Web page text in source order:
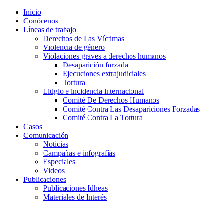
Inicio
Conócenos
Líneas de trabajo
Derechos de Las Víctimas
Violencia de género
Violaciones graves a derechos humanos
Desaparición forzada​
Ejecuciones extrajudiciales
Tortura
Litigio e incidencia internacional
Comité De Derechos Humanos​
Comité Contra Las Desapariciones Forzadas
Comité Contra La Tortura​
Casos
Comunicación
Noticias
Campañas e infografías
Especiales
Videos
Publicaciones
Publicaciones Idheas
Materiales de Interés